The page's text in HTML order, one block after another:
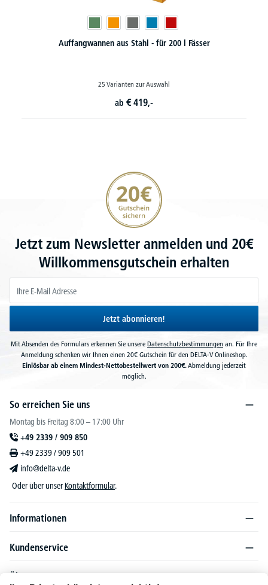
Auffangwannen für KTC/IBC Behälter 1000 L
15 Varianten zur Auswahl
ab€ 999,-
20€ Gutschein sichern
Jetzt zum Newsletter anmelden und 20€
Willkommensgutschein erhalten
Jetzt abonnieren!
Mit Absenden des Formulars erkennen Sie unsere Datenschutzbestimmungen an. Für Ihre
Anmeldung schenken wir Ihnen einen 20€ Gutschein für den DELTA-V Onlineshop.
Einlösbar ab einem Mindest-Nettobestellwert von 200€.Abmeldung jederzeit
möglich.
So erreichen Sie uns
Montag bis Freitag 8:00 – 17:00 Uhr
+49 2339 / 909 850
+49 2339 / 909 501
info@delta-v.de
Oder über unser Kontaktformular.
Informationen
Kundenservice
Über DELTA-V